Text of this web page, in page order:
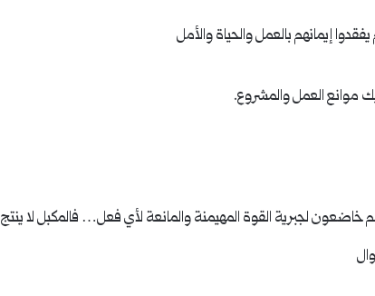
إيمانهم بالعمل والحياة والأمل
موانع العمل والمشروع.
لجبرية القوة المهيمنة والمانعة لأي فعل… فالمكبل لا ينتج